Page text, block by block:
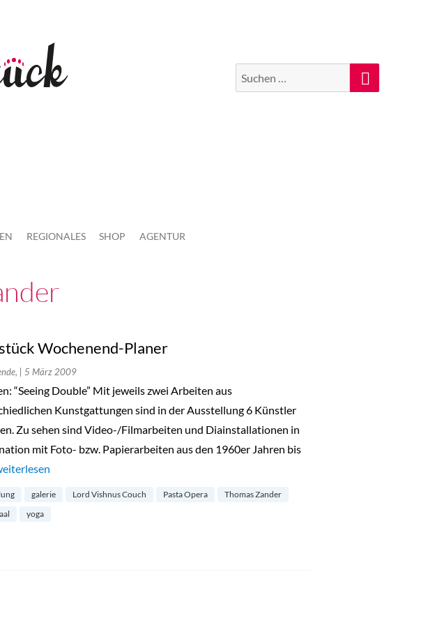
Suche
nach:
Suchen
REGIONALES SHOP AGENTUR
Wochenend-Planer
| 5 März 2009
“Seeing Double” Mit jeweils zwei Arbeiten aus
Kunstgattungen sind in der Ausstellung 6 Künstler
Zu sehen sind Video-/Filmarbeiten und Diainstallationen in
mit Foto- bzw. Papierarbeiten aus den 1960er Jahren bis
Wochenend-Planer“
galerie Lord Vishnus Couch Pasta Opera
Thomas Zander
yoga